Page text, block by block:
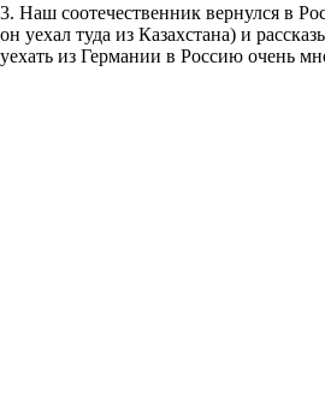
3. Наш соотечественник вернулся в
он уехал туда из Казахстана) и
уехать из Германии в Россию очень